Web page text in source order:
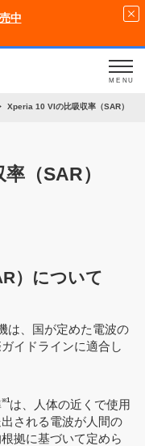
中
MENU
Xperia 10 VIの比吸収率（SAR）
（SAR）
）について
は、国が定めた電波の
イドラインに適合し
※1は、人体の近くで使用
される電波が人間の
拠に基づいて定めら